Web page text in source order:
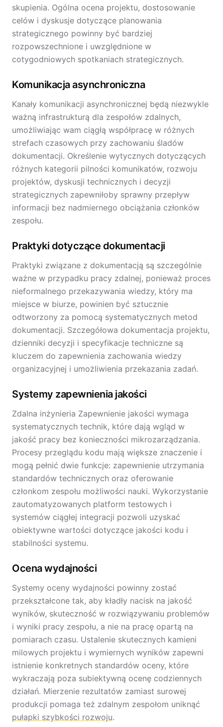
skupienia. Ogólna ocena projektu, dostosowanie
celów i dyskusje dotyczące planowania
strategicznego powinny być bardziej
rozpowszechnione i uwzględnione w
cotygodniowych spotkaniach strategicznych.
Komunikacja asynchroniczna
Kanały komunikacji asynchronicznej będą niezwykle
ważną infrastrukturą dla zespołów zdalnych,
umożliwiając wam ciągłą współpracę w różnych
strefach czasowych przy zachowaniu śladów
dokumentacji. Określenie wytycznych dotyczących
różnych kategorii pilności komunikatów, rozwoju
projektów, dyskusji technicznych i decyzji
strategicznych zapewniłoby sprawny przepływ
informacji bez nadmiernego obciążania członków
zespołu.
Praktyki dotyczące dokumentacji
Praktyki związane z dokumentacją są szczególnie
ważne w przypadku pracy zdalnej, ponieważ proces
nieformalnego przekazywania wiedzy, który ma
miejsce w biurze, powinien być sztucznie
odtworzony za pomocą systematycznych metod
dokumentacji. Szczegółowa dokumentacja projektu,
dzienniki decyzji i specyfikacje techniczne są
kluczem do zapewnienia zachowania wiedzy
organizacyjnej i umożliwienia przekazania zadań.
Systemy zapewnienia jakości
Zdalna inżynieria Zapewnienie jakości wymaga
systematycznych technik, które dają wgląd w
jakość pracy bez konieczności mikrozarządzania.
Procesy przeglądu kodu mają większe znaczenie i
mogą pełnić dwie funkcje: zapewnienie utrzymania
standardów technicznych oraz oferowanie
członkom zespołu możliwości nauki. Wykorzystanie
zautomatyzowanych platform testowych i
systemów ciągłej integracji pozwoli uzyskać
obiektywne wartości dotyczące jakości kodu i
stabilności systemu.
Ocena wydajności
Systemy oceny wydajności powinny zostać
przekształcone tak, aby kładły nacisk na jakość
wyników, skuteczność w rozwiązywaniu problemów
i wyniki pracy zespołu, a nie na pracę opartą na
pomiarach czasu. Ustalenie skutecznych kamieni
milowych projektu i wymiernych wyników zapewni
istnienie konkretnych standardów oceny, które
wykraczają poza subiektywną ocenę codziennych
działań. Mierzenie rezultatów zamiast surowej
produkcji pomaga też zdalnym zespołom uniknąć
pułapki szybkości rozwoju.